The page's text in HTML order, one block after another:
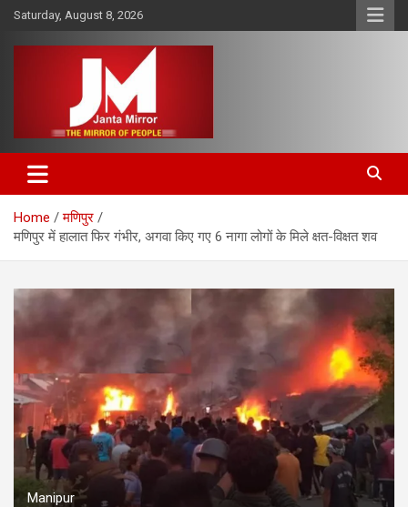
Skip
content
Saturday, August 8, 2026
Janta Mirror
Home
मणिपुर
मणिपुर में हालात फिर गंभीर, अगवा किए गए 6 नागा लोगों के मिले क्षत-विक्षत शव
Manipur